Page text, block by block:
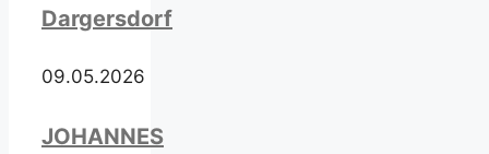
Dargersdorf
09.05.2026
JOHANNES